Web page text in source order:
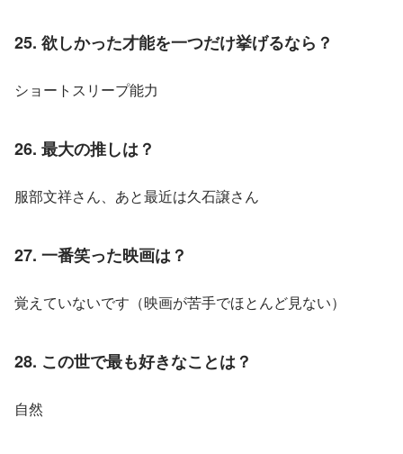
25. 欲しかった才能を一つだけ挙げるなら？
ショートスリープ能力
26. 最大の推しは？
服部文祥さん、あと最近は久石譲さん
27. 一番笑った映画は？
覚えていないです（映画が苦手でほとんど見ない）
28. この世で最も好きなことは？
自然